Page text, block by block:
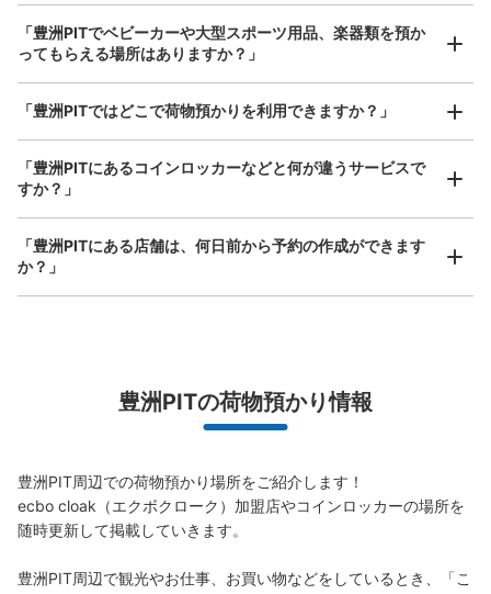
支払い方法
現金
豊洲pit コインロッカー
本日の営業時間:00:00〜00:00
左奥
保管できる荷物数
大:12/ ¥600
現金
荷物の破損、盗難等万が一に備えた保証も完備で安心
「豊洲PITでベビーカーや大型スポーツ用品、楽器類を預か
ってもらえる場所はありますか？」
「豊洲PITではどこで荷物預かりを利用できますか？」
「豊洲PITにあるコインロッカーなどと何が違うサービスで
すか？」
「豊洲PITにある店舗は、何日前から予約の作成ができます
か？」
豊洲PITの荷物預かり情報
豊洲PIT周辺での荷物預かり場所をご紹介します！
ecbo cloak（エクボクローク）加盟店やコインロッカーの場所を
随時更新して掲載していきます。
豊洲PIT周辺で観光やお仕事、お買い物などをしているとき、「こ